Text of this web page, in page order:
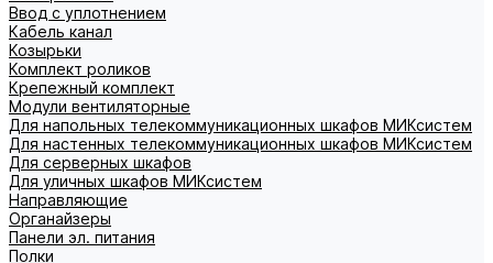
Ввод с уплотнением
Кабель канал
Козырьки
Комплект роликов
Крепежный комплект
Модули вентиляторные
Для напольных телекоммуникационных шкафов МИКсистем
Для настенных телекоммуникационных шкафов МИКсистем
Для серверных шкафов
Для уличных шкафов МИКсистем
Направляющие
Органайзеры
Панели эл. питания
Полки